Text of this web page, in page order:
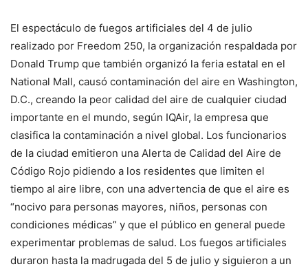
El espectáculo de fuegos artificiales del 4 de julio
realizado por Freedom 250, la organización respaldada por
Donald Trump que también organizó la feria estatal en el
National Mall, causó contaminación del aire en Washington,
D.C., creando la peor calidad del aire de cualquier ciudad
importante en el mundo, según IQAir, la empresa que
clasifica la contaminación a nivel global. Los funcionarios
de la ciudad emitieron una Alerta de Calidad del Aire de
Código Rojo pidiendo a los residentes que limiten el
tiempo al aire libre, con una advertencia de que el aire es
“nocivo para personas mayores, niños, personas con
condiciones médicas” y que el público en general puede
experimentar problemas de salud. Los fuegos artificiales
duraron hasta la madrugada del 5 de julio y siguieron a un